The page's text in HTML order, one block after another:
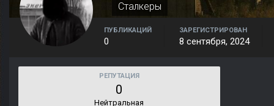
Сталкеры
ПУБЛИКАЦИЙ
0
ЗАРЕГИСТРИРОВАН
8 сентября, 2024
РЕПУТАЦИЯ
0
Нейтральная